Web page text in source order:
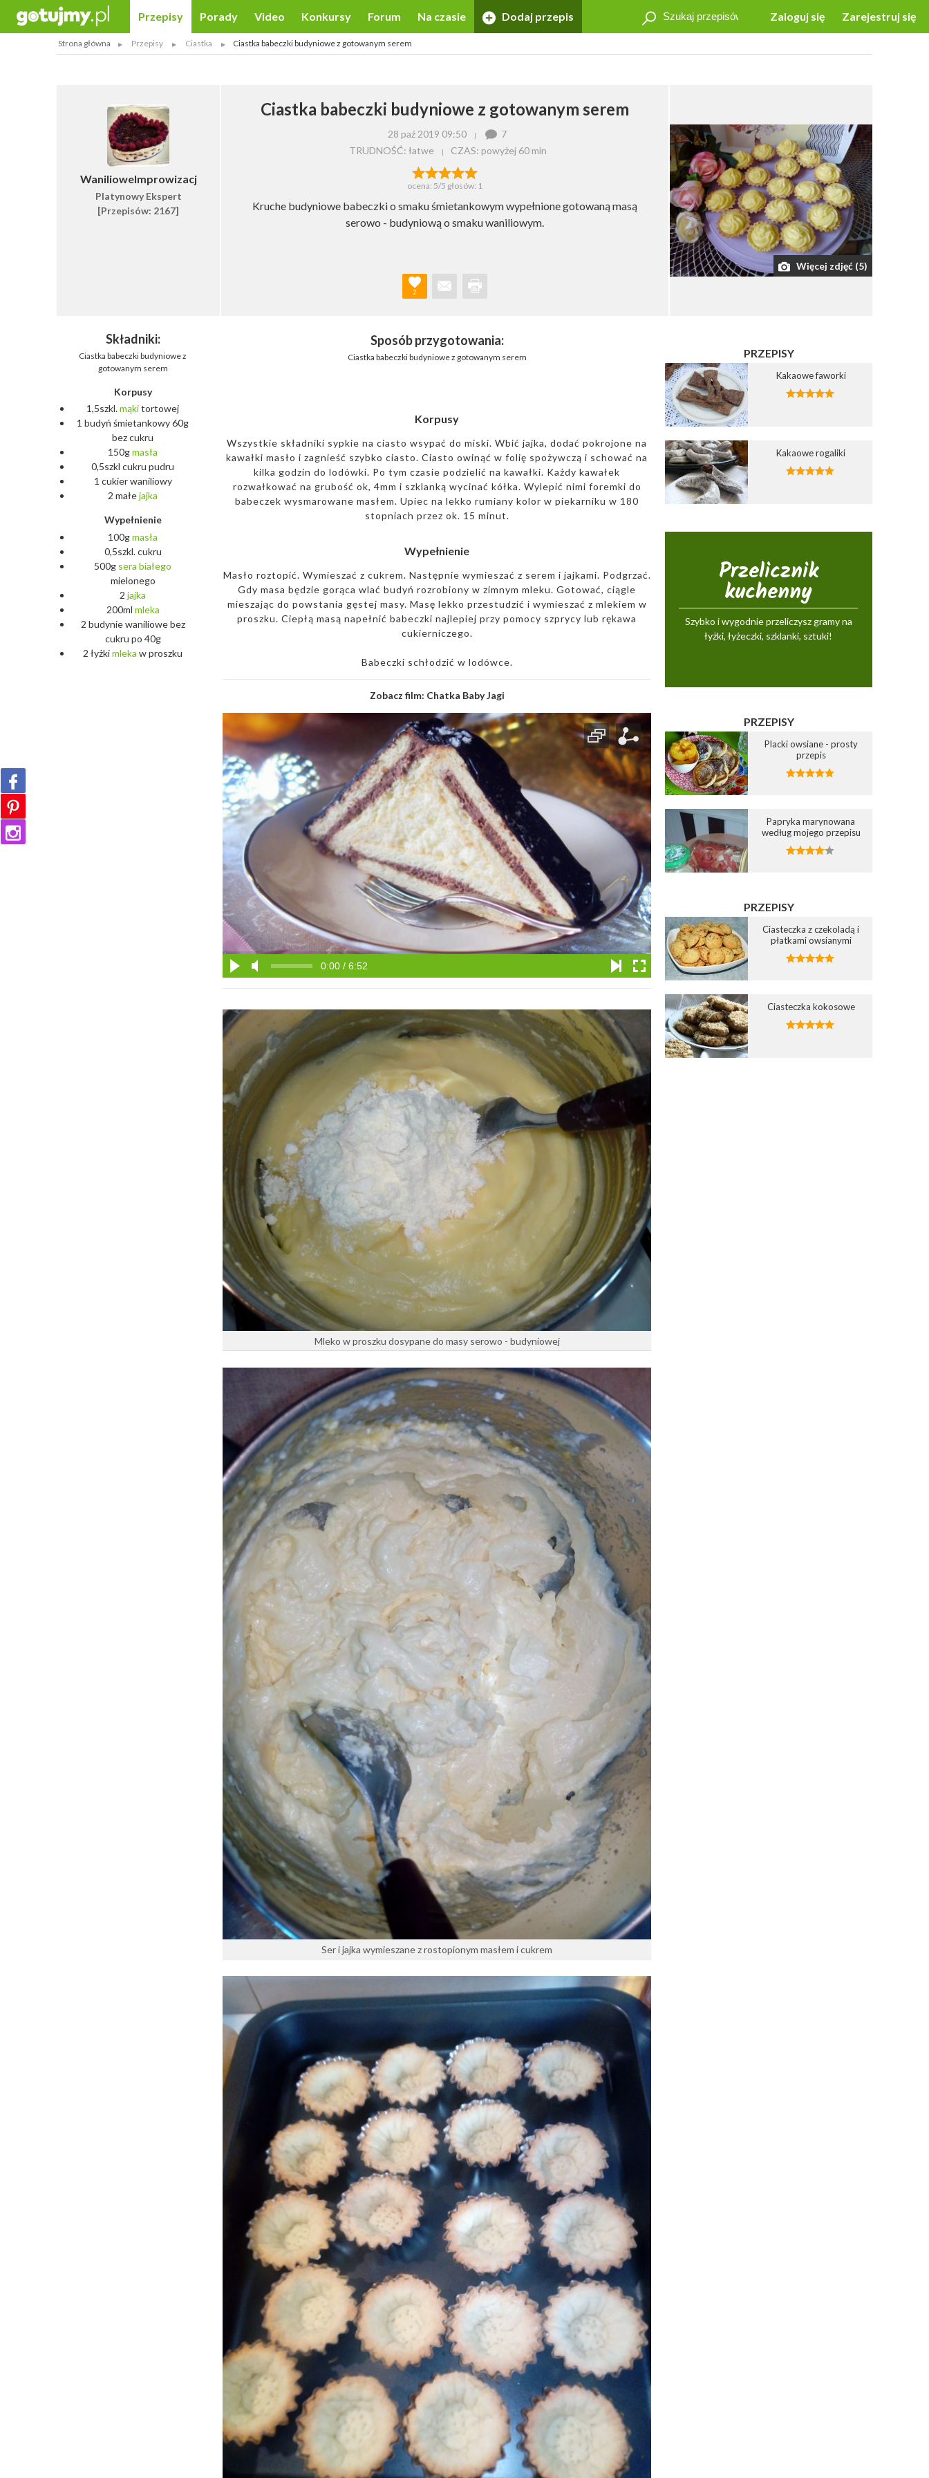
Zaloguj się Zarejestruj się
Przepisy Porady Video Konkursy Forum Na czasie Dodaj przepis
Strona główna Przepisy Ciastka Ciastka babeczki budyniowe z gotowanym serem
WanilioweImprowizacj
Platynowy Ekspert
[Przepisów: 2167]
Ciastka babeczki budyniowe z gotowanym serem
28 paź 2019 09:50
7
TRUDNOŚĆ: łatwe
CZAS: powyżej 60 min
ocena: 5/5 głosów: 1
Kruche budyniowe babeczki o smaku śmietankowym wypełnione gotowaną masą
serowo - budyniową o smaku waniliowym.
2
Więcej zdjęć (5)
Składniki:
Ciastka babeczki budyniowe z
gotowanym serem
Korpusy
1,5szkl.mąkitortowej
1 budyń śmietankowy 60g
bez cukru
150gmasła
0,5szkl cukru pudru
1 cukier waniliowy
2 małejajka
Wypełnienie
100gmasła
0,5szkl. cukru
500g sera białego
mielonego
2 jajka
200ml mleka
2 budynie waniliowe bez
cukru po 40g
2 łyżkimleka w proszku
Sposób przygotowania:
Ciastka babeczki budyniowe z gotowanym serem
Korpusy
Wszystkie składniki sypkie na ciasto wsypać do miski. Wbić jajka, dodać pokrojone na
kawałki masło i zagnieść szybko ciasto. Ciasto owinąć w folię spożywczą i schować na
kilka godzin do lodówki. Po tym czasie podzielić na kawałki. Każdy kawałek
rozwałkować na grubość ok, 4mm i szklanką wycinać kółka. Wylepić nimi foremki do
babeczek wysmarowane masłem. Upiec na lekko rumiany kolor w piekarniku w 180
stopniach przez ok. 15 minut.
Wypełnienie
Masło roztopić. Wymieszać z cukrem. Następnie wymieszać z serem i jajkami. Podgrzać.
Gdy masa będzie gorąca wlać budyń rozrobiony w zimnym mleku. Gotować, ciągle
mieszając do powstania gęstej masy. Masę lekko przestudzić i wymieszać z mlekiem w
proszku. Ciepłą masą napełnić babeczki najlepiej przy pomocy szprycy lub rękawa
cukierniczego.
Babeczki schłodzić w lodówce.
Zobacz film: Chatka Baby Jagi
0:00 / 6:52
Mleko w proszku dosypane do masy serowo - budyniowej
Ser i jajka wymieszane z rostopionym masłem i cukrem
PRZEPISY
Kakaowe faworki
Kakaowe rogaliki
Przelicznik
kuchenny
Szybko i wygodnie przeliczysz gramy na
łyżki, łyżeczki, szklanki, sztuki!
PRZEPISY
Placki owsiane - prosty
przepis
Papryka marynowana
według mojego przepisu
PRZEPISY
Ciasteczka z czekoladą i
płatkami owsianymi
Ciasteczka kokosowe